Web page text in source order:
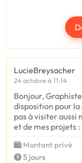
LucieBreysacher
24 octobre à 11:14
Bonjour,
disposition pour
pas à visiter aussi
et de mes projets
Montant privé
5 jours